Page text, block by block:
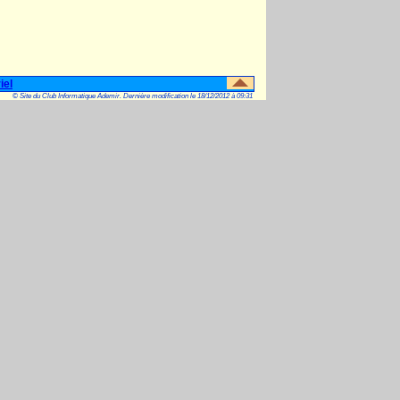
© Site du Club Informatique Ademir. Dernière modification le 18/12/2012 à 09:31